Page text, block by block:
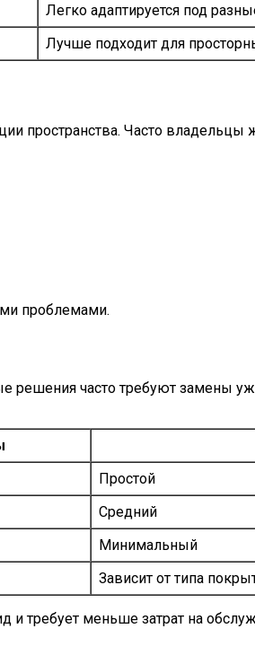
Легко адаптируется под
Лучше подходит для
пространства. Часто владельцы
проблемами.
часто требуют замены
Простой
Средний
Минимальный
Зависит от типа
требует меньше затрат на